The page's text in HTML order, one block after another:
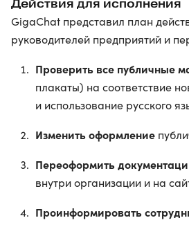
Действия для исполнения
GigaChat представил план
руководителей предприятий и
Проверить все публичные
плакаты) на соответствие
и использование русского
Изменить оформление
Переоформить
внутри организации и на
Проинформировать